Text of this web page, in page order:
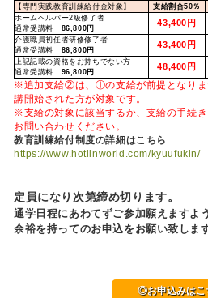
【専門実践教育訓練給付金対象】 支給割合50％
ホームヘルパー2級修了者
通常受講料 86,800円
43,400円
介護職員初任者研修修了者
通常受講料 86,800円
43,400円
上記記載の資格をお持ちでない方
通常受講料 96,800円
48,400円
※追加支給②は、①の支給が前提となりま
講開始された方が対象です。
※支給の対象に該当するか、支給の手続
お問い合わせください。
教育訓練給付制度の詳細はこちら
https://www.hotlinworld.com/kyuufukin/
定員になり次第締め切ります。
通学日程にあわてずご参加願えますよう
余裕を持ってのお申込をお願い致します
◎お申込みはこ